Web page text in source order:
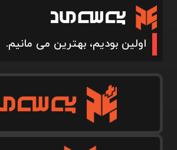
اولین بودیم، بهترین می مانیم.